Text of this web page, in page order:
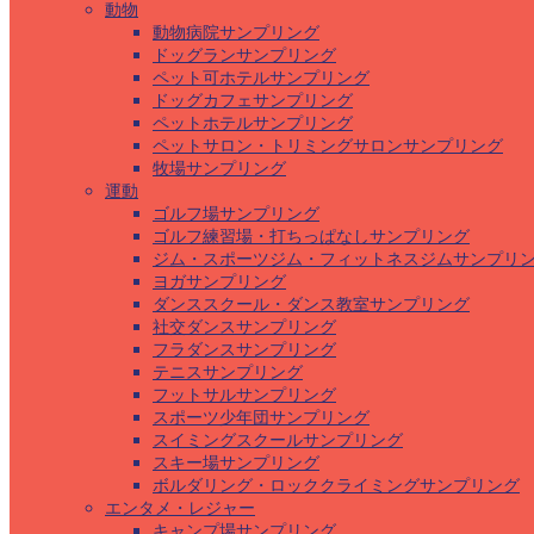
動物
動物病院サンプリング
ドッグランサンプリング
ペット可ホテルサンプリング
ドッグカフェサンプリング
ペットホテルサンプリング
ペットサロン・トリミングサロンサンプリング
牧場サンプリング
運動
ゴルフ場サンプリング
ゴルフ練習場・打ちっぱなしサンプリング
ジム・スポーツジム・フィットネスジムサンプリ
ヨガサンプリング
ダンススクール・ダンス教室サンプリング
社交ダンスサンプリング
フラダンスサンプリング
テニスサンプリング
フットサルサンプリング
スポーツ少年団サンプリング
スイミングスクールサンプリング
スキー場サンプリング
ボルダリング・ロッククライミングサンプリング
エンタメ・レジャー